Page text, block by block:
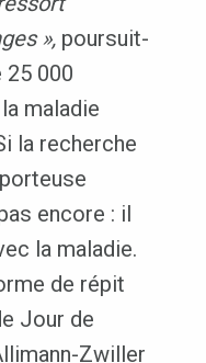
»,poursuit-
25 000
maladie
la recherche
encore : il
la maladie.
de répit
Jour de
Zwiller